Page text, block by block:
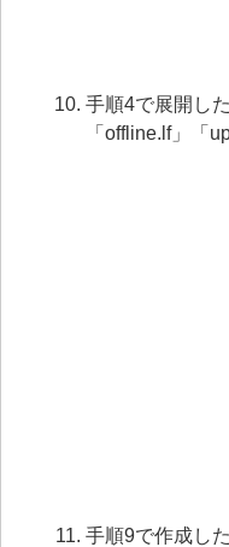
手順4で展開し
「offline.lf」「
手順9で作成し